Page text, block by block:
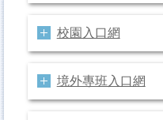
校園入口網
境外專班入口網